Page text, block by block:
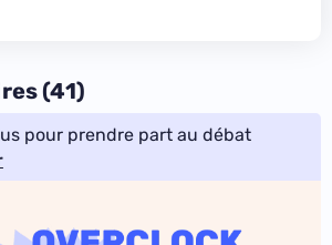
(41)
pour prendre part au débat